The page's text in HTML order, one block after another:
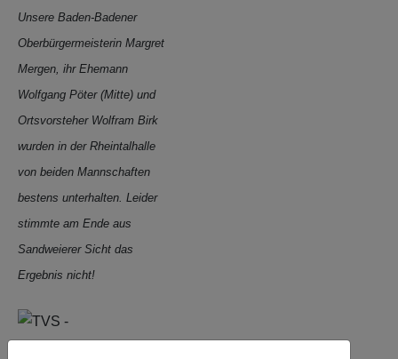
Unsere Baden-Badener
Oberbürgermeisterin Margret
Mergen, ihr Ehemann
Wolfgang Pöter (Mitte) und
Ortsvorsteher Wolfram Birk
wurden in der Rheintalhalle
von beiden Mannschaften
bestens unterhalten. Leider
stimmte am Ende aus
Sandweierer Sicht das
Ergebnis nicht!